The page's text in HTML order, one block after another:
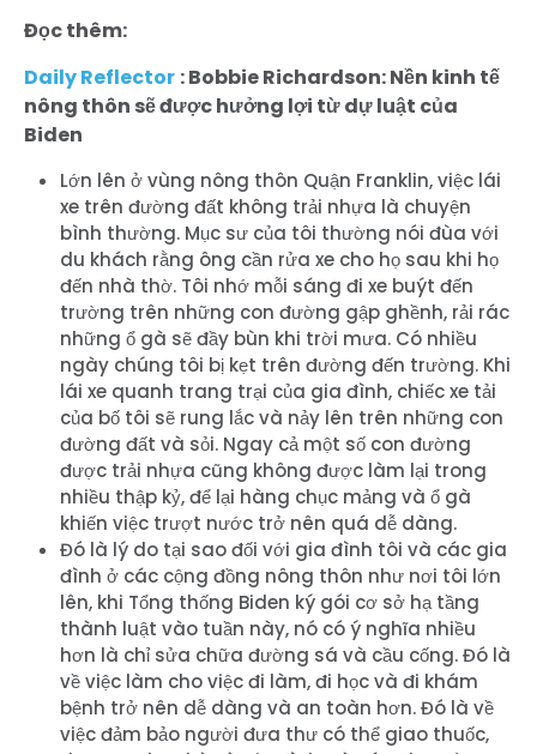
Đọc thêm:
Daily Reflector : Bobbie Richardson: Nền kinh tế
nông thôn sẽ được hưởng lợi từ dự luật của
Biden
Lớn lên ở vùng nông thôn Quận Franklin, việc lái
xe trên đường đất không trải nhựa là chuyện
bình thường. Mục sư của tôi thường nói đùa với
du khách rằng ông cần rửa xe cho họ sau khi họ
đến nhà thờ. Tôi nhớ mỗi sáng đi xe buýt đến
trường trên những con đường gập ghềnh, rải rác
những ổ gà sẽ đầy bùn khi trời mưa. Có nhiều
ngày chúng tôi bị kẹt trên đường đến trường. Khi
lái xe quanh trang trại của gia đình, chiếc xe tải
của bố tôi sẽ rung lắc và nảy lên trên những con
đường đất và sỏi. Ngay cả một số con đường
được trải nhựa cũng không được làm lại trong
nhiều thập kỷ, để lại hàng chục mảng và ổ gà
khiến việc trượt nước trở nên quá dễ dàng.
Đó là lý do tại sao đối với gia đình tôi và các gia
đình ở các cộng đồng nông thôn như nơi tôi lớn
lên, khi Tổng thống Biden ký gói cơ sở hạ tầng
thành luật vào tuần này, nó có ý nghĩa nhiều
hơn là chỉ sửa chữa đường sá và cầu cống. Đó là
về việc làm cho việc đi làm, đi học và đi khám
bệnh trở nên dễ dàng và an toàn hơn. Đó là về
việc đảm bảo người đưa thư có thể giao thuốc,